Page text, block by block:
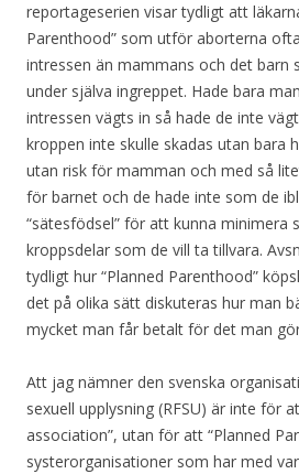
reportageserien visar tydligt att
Parenthood” som utför aborterna
intressen än mammans och det barn
under själva ingreppet. Hade bara
intressen vägts in så hade de inte
kroppen inte skulle skadas utan bara
utan risk för mamman och med så
för barnet och de hade inte som de
“sätesfödsel” för att kunna minimera
kroppsdelar som de vill ta tillvara.
tydligt hur “Planned Parenthood”
det på olika sätt diskuteras hur man
mycket man får betalt för det man
Att jag nämner den svenska
sexuell upplysning (RFSU) är inte för
association”, utan för att “Planned
systerorganisationer som har med